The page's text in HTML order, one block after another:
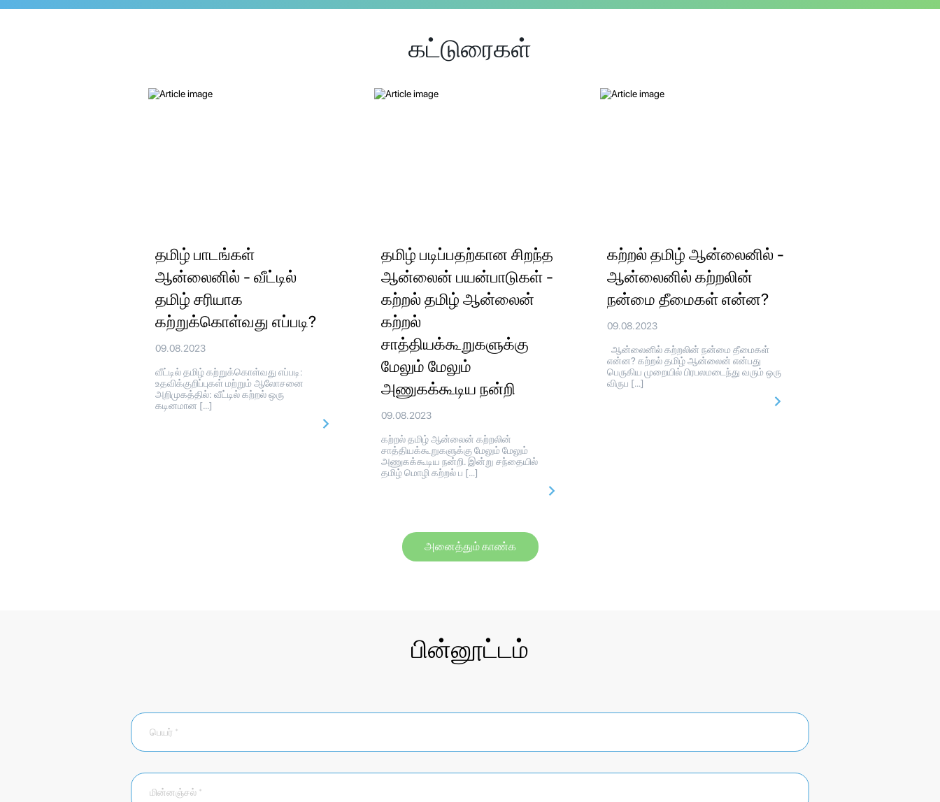
கட்டுரைகள்
தமிழ் பாடங்கள்
ஆன்லைனில் - வீட்டில்
தமிழ் சரியாக
கற்றுக்கொள்வது எப்படி?
09.08.2023
வீட்டில் தமிழ் கற்றுக்கொள்வது எப்படி:
உதவிக்குறிப்புகள் மற்றும் ஆலோசனை
அறிமுகத்தில்: வீட்டில் கற்றல் ஒரு
கடினமான […]
தமிழ் படிப்பதற்கான சிறந்த
ஆன்லைன் பயன்பாடுகள் -
கற்றல் தமிழ் ஆன்லைன்
கற்றல்
சாத்தியக்கூறுகளுக்கு
மேலும் மேலும்
அணுகக்கூடிய நன்றி
09.08.2023
கற்றல் தமிழ் ஆன்லைன் கற்றலின்
சாத்தியக்கூறுகளுக்கு மேலும் மேலும்
அணுகக்கூடிய நன்றி. இன்று சந்தையில்
தமிழ் மொழி கற்றல் ப […]
கற்றல் தமிழ் ஆன்லைனில் -
ஆன்லைனில் கற்றலின்
நன்மை தீமைகள் என்ன?
09.08.2023
ஆன்லைனில் கற்றலின் நன்மை தீமைகள்
என்ன? கற்றல் தமிழ் ஆன்லைன் என்பது
பெருகிய முறையில் பிரபலமடைந்து வரும் ஒரு
விருப […]
அனைத்தும் காண்க
பின்னூட்டம்